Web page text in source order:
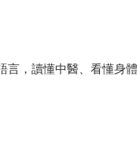
，讀懂中醫、看懂身